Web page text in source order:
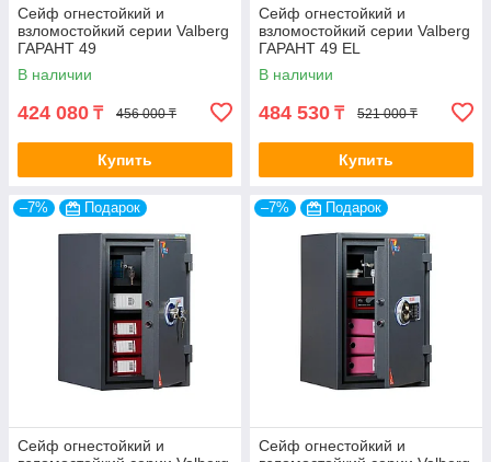
Сейф огнестойкий и
взломостойкий серии Valberg
ГАРАНТ 49
В наличии
424 080 ₸ 456 000 ₸
Купить
Сейф огнестойкий и
взломостойкий серии Valberg
ГАРАНТ 49 EL
В наличии
484 530 ₸ 521 000 ₸
Купить
–7% Подарок
Сейф огнестойкий и
–7% Подарок
Сейф огнестойкий и